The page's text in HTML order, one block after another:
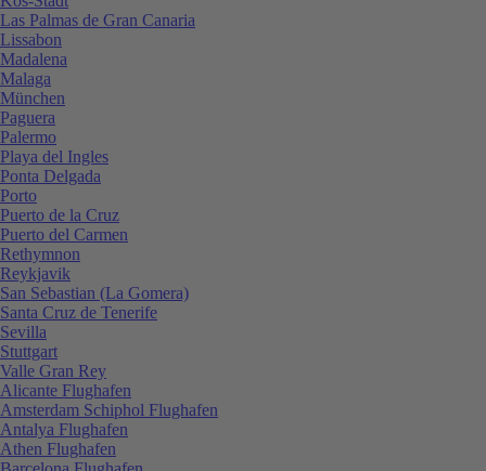
Las Palmas de Gran Canaria
Lissabon
Madalena
Malaga
München
Paguera
Palermo
Playa del Ingles
Ponta Delgada
Porto
Puerto de la Cruz
Puerto del Carmen
Rethymnon
Reykjavik
San Sebastian (La Gomera)
Santa Cruz de Tenerife
Sevilla
Stuttgart
Valle Gran Rey
Alicante Flughafen
Amsterdam Schiphol Flughafen
Antalya Flughafen
Athen Flughafen